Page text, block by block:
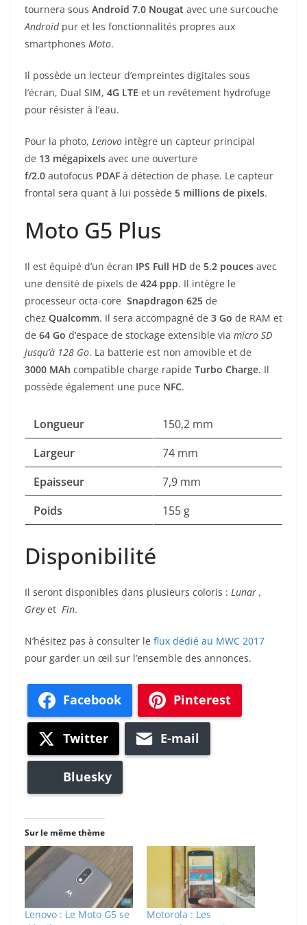
tournera sous Android 7.0 Nougat avec une surcouche
Androidpur et les fonctionnalités propres aux
smartphones Moto.
Il possède un lecteur d’empreintes digitales sous
l’écran, Dual SIM, 4G LTE et un revêtement hydrofuge
pour résister à l’eau.
Pour la photo, Lenovo intègre un capteur principal
de 13 mégapixels avec une ouverture
f/2.0 autofocus PDAF à détection de phase. Le capteur
frontal sera quant à lui possède 5 millions de pixels.
Moto G5 Plus
Il est équipé d’un écran IPS Full HD de 5.2 pouces avec
une densité de pixels de 424 ppp. Il intègre le
processeur octa-core Snapdragon 625 de
chez Qualcomm. Il sera accompagné de 3 Go de RAM et
de 64 Go d’espace de stockage extensible via micro SD
jusqu’à 128 Go. La batterie est non amovible et de
3000 MAh compatible charge rapide Turbo Charge. Il
possède également une puce NFC.
Longueur
150,2 mm
Largeur
74 mm
Epaisseur
7,9 mm
Poids
155 g
Disponibilité
Il seront disponibles dans plusieurs coloris : Lunar ,
Greyet Fin.
N’hésitez pas à consulter le flux dédié au MWC 2017
pour garder un œil sur l’ensemble des annonces.
Facebook Pinterest
Twitter E-mail
Bluesky
Sur le même thème
Lenovo : Le Moto G5 se
Motorola : Les